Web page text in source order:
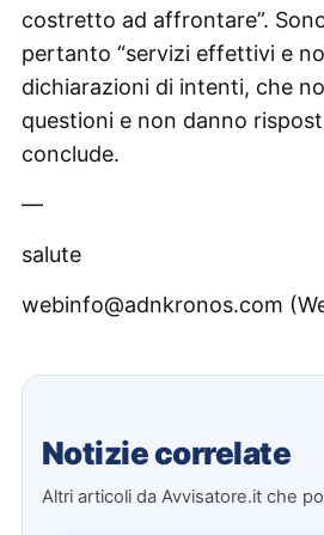
costretto ad affrontare”.
pertanto “servizi effettivi e
dichiarazioni di intenti, che
questioni e non danno
conclude.
—
salute
webinfo@adnkronos.com
Notizie correlate
Altri articoli da Avvisatore.it che